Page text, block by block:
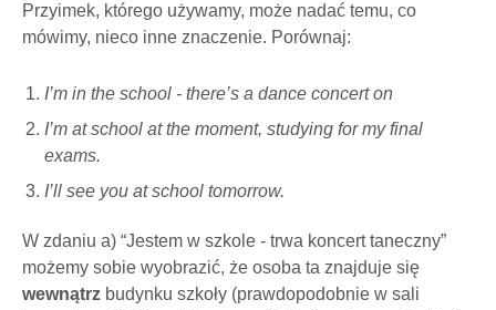
Przyimek, którego używamy, może nadać temu, co
mówimy, nieco inne znaczenie. Porównaj:
I’m in the school - there’s a dance concert on
I’m at school at the moment, studying for my final
exams.
I’ll see you at school tomorrow.
W zdaniu a) “Jestem w szkole - trwa koncert taneczny”
możemy sobie wyobrazić, że osoba ta znajduje się
wewnątrz budynku szkoły (prawdopodobnie w sali